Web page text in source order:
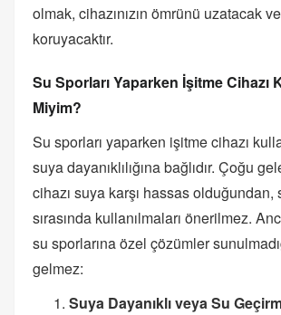
olmak, cihazınızın ömrünü uzatacak
koruyacaktır.
Su Sporları Yaparken İşitme Cihazı
Miyim?
Su sporları yaparken işitme cihazı
suya dayanıklılığına bağlıdır. Çoğu
cihazı suya karşı hassas olduğundan,
sırasında kullanılmaları önerilmez.
su sporlarına özel çözümler
gelmez:
Suya Dayanıklı veya Su